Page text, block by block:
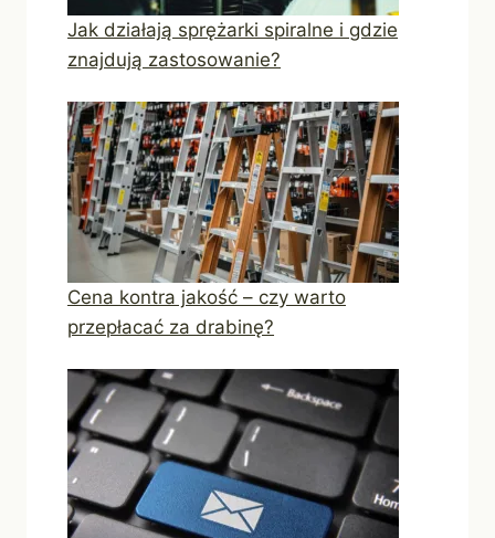
Jak działają sprężarki spiralne i gdzie
znajdują zastosowanie?
Cena kontra jakość – czy warto
przepłacać za drabinę?